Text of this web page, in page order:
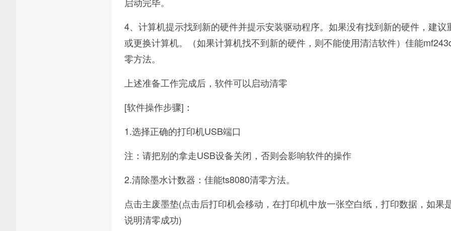
4、计算机提示找到新的硬件并提示安装驱动程序。如果没有找到新的硬件，建议
或更换计算机。（如果计算机找不到新的硬件，则不能使用清洁软件）佳能
零方法。
上述准备工作完成后，软件可以启动清零
[软件操作步骤]：
1.选择正确的打印机USB端口
注：请把别的拿走USB设备关闭，否则会影响软件的操作
2.清除墨水计数器：佳能ts8080清零方法。
点击主废墨垫(点击后打印机会移动，在打印机中放一张空白纸，打印数据，如果
说明清零成功)